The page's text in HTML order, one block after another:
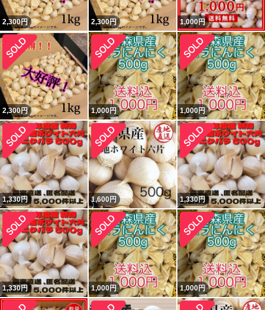
2,300円 2,300円 1,000円
2,300円 1,000円 1,000円
1,330円 1,600円 1,330円
1,330円 1,000円 1,000円